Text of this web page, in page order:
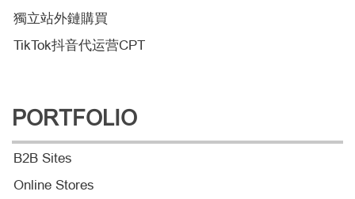
獨立站外鏈購買
TikTok抖音代运营CPT
PORTFOLIO
B2B Sites
Online Stores